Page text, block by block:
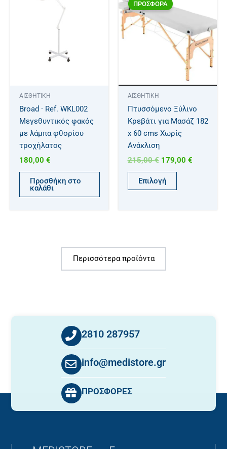
ΑΙΣΘΗΤΙΚΗ
Broad · Ref. WKL002
Μεγεθυντικός φακός
με λάμπα φθορίου
τροχήλατος
180,00 €
Προσθήκη στο
καλάθι
ΠΡΟΣΦΟΡΑ
ΑΙΣΘΗΤΙΚΗ
Πτυσσόμενο Ξύλινο
Κρεβάτι για Μασάζ 182
x 60 cms Χωρίς
Ανάκλιση
215,00€
was:
179,00 €
είναι:
179,00 €.
Επιλογή
προϊόν
έχει
πολλαπλές
παραλλαγές.
επιλογές
σελίδα
προϊόντος
Περισσότερα προϊόντα
2810 287957
info@medistore.gr
ΠΡΟΣΦΟΡΕΣ